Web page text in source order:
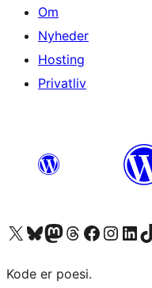
Om
Nyheder
Hosting
Privatliv
Besøg vores X (tidligere Twitter) konto
Besøg vores Bluesky-konto
Besøg vores Mastodon konto
Besøg vores Threads-konto
Besøg vores Facebook sideBesøg vores Instagram konto
Besøg vores
Kode er poesi.